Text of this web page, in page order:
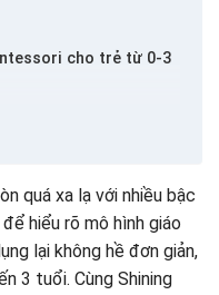
cho trẻ từ 0-3
hiệu quả
động
pháp giáo dục
quá xa lạ với nhiều bậc
hiểu rõ mô hình giáo
lại không hề đơn giản,
3 tuổi. Cùng Shining